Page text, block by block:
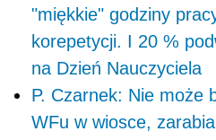
"miękkie" godziny
korepetycji. I 20 %
na Dzień Nauczyciela
P. Czarnek: Nie może
WFu w wiosce,